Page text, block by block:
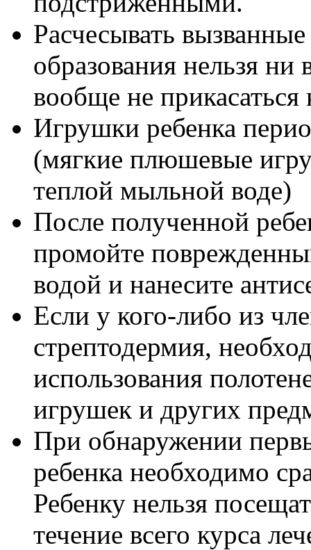
Расчесывать
образования нельзя
вообще не
Игрушки ребенка
(мягкие плюшевые
теплой мыльной воде)
После полученной
промойте
водой и нанесите
Если у кого-либо из
стрептодермия,
использования
игрушек и других
При обнаружении
ребенка необходимо
Ребенку нельзя
течение всего курса